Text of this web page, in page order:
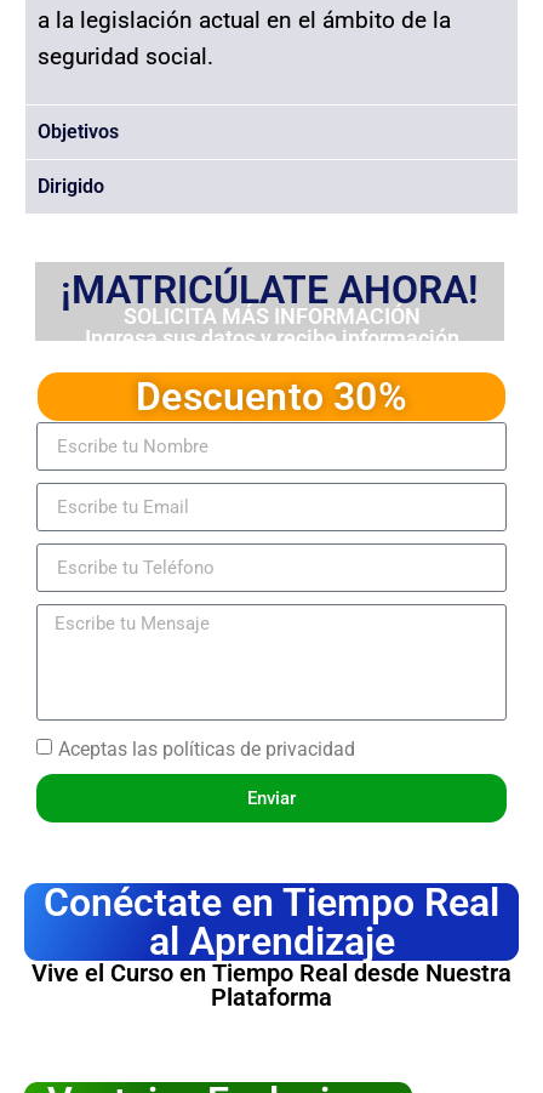
a la legislación actual en el ámbito de la
seguridad social.
Objetivos
Dirigido
¡MATRICÚLATE AHORA!
SOLICITA MÁS INFORMACIÓN
Ingresa sus datos y recibe información
Descuento 30%
Aceptas las políticas de privacidad
Enviar
Conéctate en Tiempo Real
al Aprendizaje
Vive el Curso en Tiempo Real desde Nuestra
Plataforma